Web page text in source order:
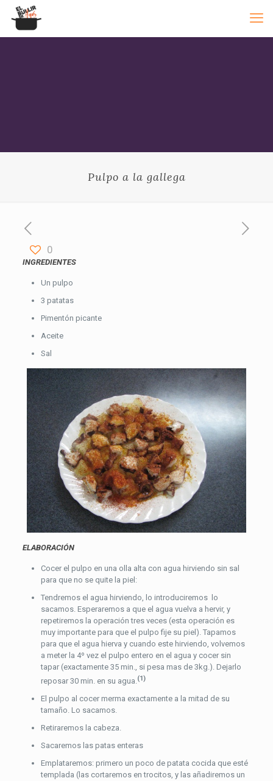
Pulpo a la gallega
0
INGREDIENTES
Un pulpo
3 patatas
Pimentón picante
Aceite
Sal
ELABORACIÓN
Cocer el pulpo en una olla alta con agua hirviendo sin sal
para que no se quite la piel:
Tendremos el agua hirviendo, lo introduciremos lo
sacamos. Esperaremos a que el agua vuelva a hervir, y
repetiremos la operación tres veces (esta operación es
muy importante para que el pulpo fije su piel). Tapamos
para que el agua hierva y cuando este hirviendo, volvemos
a meter la 4º vez el pulpo entero en el agua y cocer sin
tapar (exactamente 35 min., si pesa mas de 3kg.). Dejarlo
reposar 30 min. en su agua.(1)
El pulpo al cocer merma exactamente a la mitad de su
tamaño. Lo sacamos.
Retiraremos la cabeza.
Sacaremos las patas enteras
Emplataremos: primero un poco de patata cocida que esté
templada (las cortaremos en trocitos, y las añadiremos un